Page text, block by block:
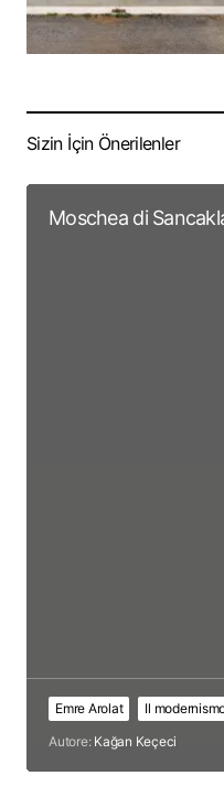
Sizin İçin Önerilenler
Moschea di
Emre Arolat Il
Autore: Kağan Keçeci